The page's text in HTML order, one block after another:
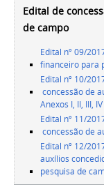
Edital de
de campo
Edital nº 09/
financeiro para
Edital nº 10/
concessão de
Anexos I, II, III,
Edital nº 11/
concessão de
Edital nº 12/
auxílios
pesquisa de